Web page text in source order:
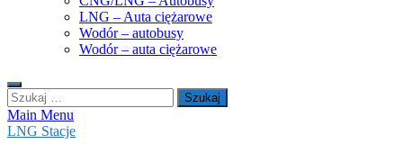
LNG – Auta ciężarowe
Wodór – autobusy
Wodór – auta ciężarowe
Szukaj:
Main Menu
LNG Stacje